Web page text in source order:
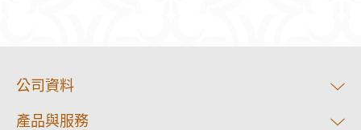
公司資料
產品與服務